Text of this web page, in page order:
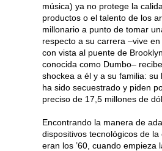
música) ya no protege la
productos o el talento de los
millonario a punto de tomar
respecto a su carrera –vive
con vista al puente de
conocida como Dumbo–
shockea a él y a su familia: su
ha sido secuestrado y piden
preciso de 17,5 millones de
Encontrando la manera de
dispositivos tecnológicos de
eran los ’60, cuando empieza